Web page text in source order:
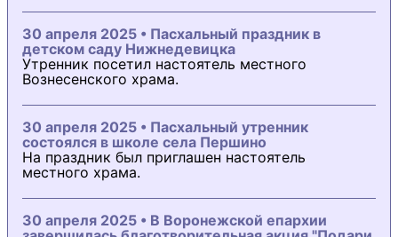
30 апреля 2025 • Пасхальный праздник в
детском саду Нижнедевицка
Утренник посетил настоятель местного
Вознесенского храма.
30 апреля 2025 • Пасхальный утренник
состоялся в школе села Першино
На праздник был приглашен настоятель
местного храма.
30 апреля 2025 • В Воронежской епархии